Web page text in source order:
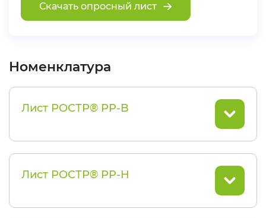
Скачать опросный лист
Номенклатура
Лист РОСТР® PP-B
Лист РОСТР® PP-H